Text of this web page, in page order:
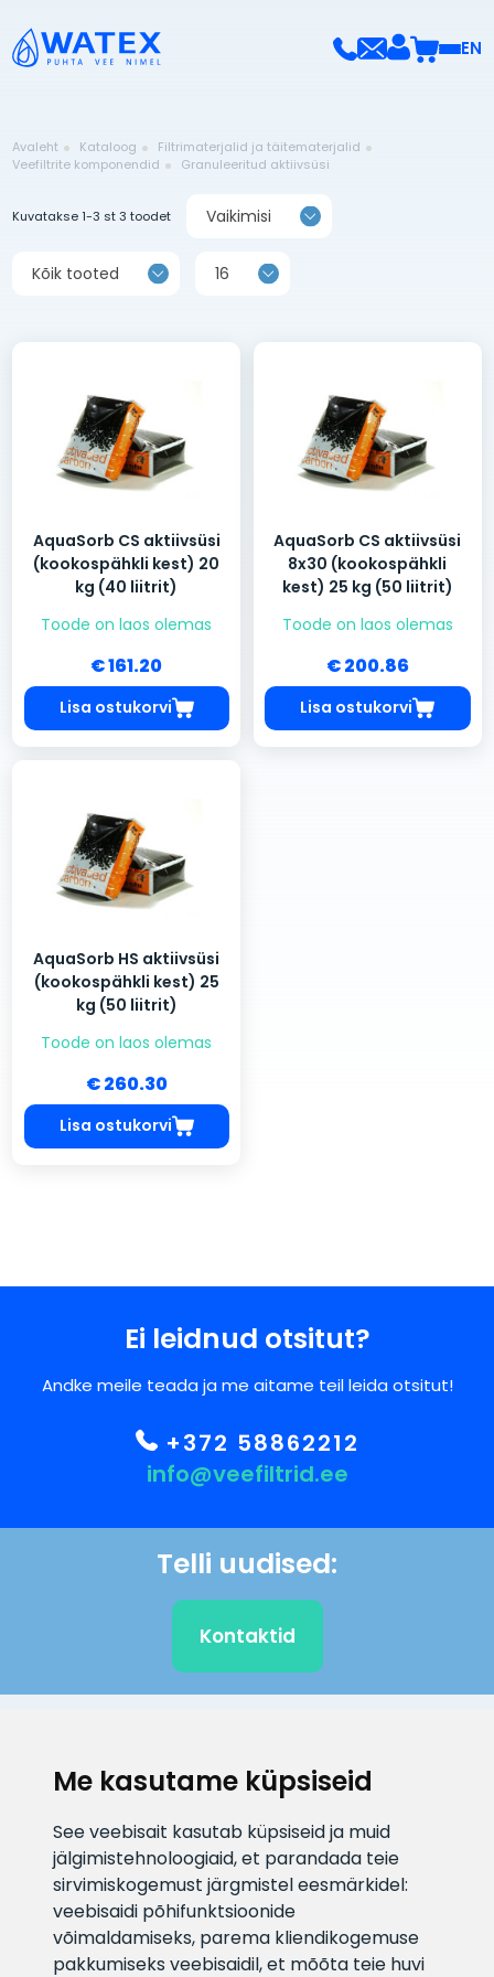
Me kasutame küpsiseid
See veebisait kasutab küpsiseid ja muid
jälgimistehnoloogiaid, et parandada teie
sirvimiskogemust järgmistel eesmärkidel:
veebisaidi põhifunktsioonide
võimaldamiseks, parema kliendikogemuse
pakkumiseks veebisaidil,et mõõta teie huvi
EN
Avaleht Kataloog
Filtrimaterjalid ja täitematerjalid
Veefiltrite komponendid
Granuleeritud aktiivsüsi
Kuvatakse 1-3 st 3 toodet Vaikimisi
Kõik tooted 16
AquaSorb CS aktiivsüsi
(kookospähkli kest) 20
kg (40 liitrit)
Toode on laos olemas
€ 161.20
Lisa ostukorvi
AquaSorb CS aktiivsüsi
8x30 (kookospähkli
kest) 25 kg (50 liitrit)
Toode on laos olemas
€ 200.86
Lisa ostukorvi
AquaSorb HS aktiivsüsi
(kookospähkli kest) 25
kg (50 liitrit)
Toode on laos olemas
€ 260.30
Lisa ostukorvi
Ei leidnud otsitut?
Andke meile teada ja me aitame teil leida otsitut!
+372 58862212
info@veefiltrid.ee
Telli uudised:
Kontaktid
info@veefiltrid.ee
Infotelefon
+372 58862212
Vaata tööaegu
Reti tee 11, Peetri, 75312 Harju
maakond, Estonia